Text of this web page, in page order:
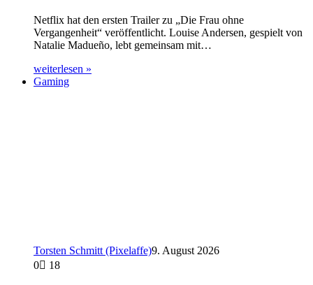
Netflix hat den ersten Trailer zu „Die Frau ohne
Vergangenheit“ veröffentlicht. Louise Andersen, gespielt von
Natalie Madueño, lebt gemeinsam mit…
weiterlesen »
Gaming
Torsten Schmitt (Pixelaffe)9. August 2026
0
18